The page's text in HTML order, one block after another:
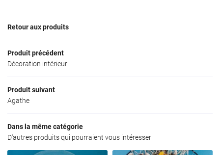
La boutique
Décoration
Retour aux produits
Produit précédent
Décoration intérieur
Produit suivant
Agathe
Dans la même catégorie
D'autres produits qui pourraient vous intéresser